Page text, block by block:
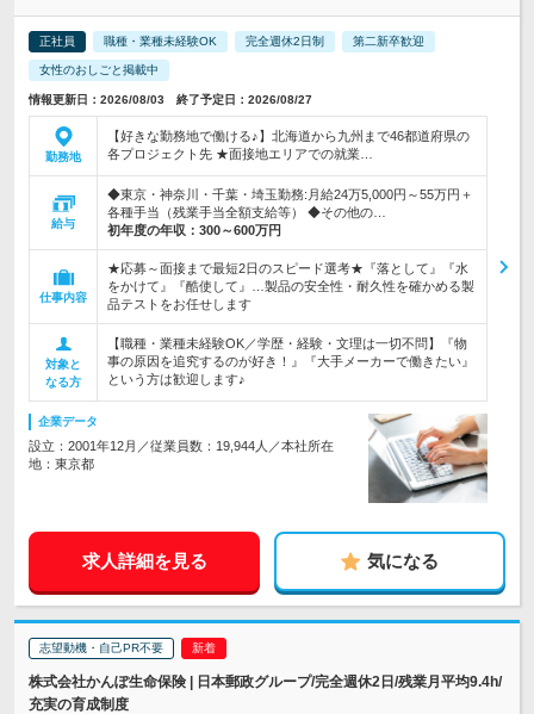
正社員 職種・業種未経験OK 完全週休2日制 第二新卒歓迎
女性のおしごと掲載中
情報更新日：2026/08/03 終了予定日：2026/08/27
勤務地
【好きな勤務地で働ける♪】北海道から九州まで46都道府県の
各プロジェクト先 ★面接地エリアでの就業…
給与
◆東京・神奈川・千葉・埼玉勤務:月給24万5,000円～55万円＋
各種手当（残業手当全額支給等） ◆その他の…
初年度の年収： 300～600万円
仕事内容
★応募～面接まで最短2日のスピード選考★『落として』『水
をかけて』『酷使して』…製品の安全性・耐久性を確かめる製
品テストをお任せします
対象と
なる方
【職種・業種未経験OK／学歴・経験・文理は一切不問】『物
事の原因を追究するのが好き！』『大手メーカーで働きたい』
という方は歓迎します♪
企業データ
設立：2001年12月／従業員数：19,944人／本社所在
地：東京都
求人詳細を見る 気になる
志望動機・自己PR不要
株式会社かんぽ生命保険 | 日本郵政グループ/完全週休2日/残業月平均9.4h/
充実の育成制度